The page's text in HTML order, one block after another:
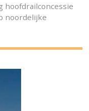
hoofdrailconcessie
noordelijke